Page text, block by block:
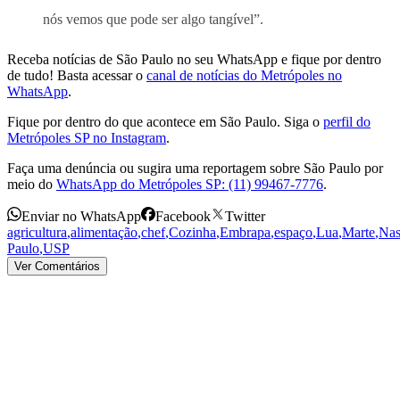
nós vemos que pode ser algo tangível”.
Receba notícias de São Paulo no seu WhatsApp e fique por dentro
de tudo! Basta acessar o canal de notícias do Metrópoles no
WhatsApp.
Fique por dentro do que acontece em São Paulo. Siga o perfil do
Metrópoles SP no Instagram.
Faça uma denúncia ou sugira uma reportagem sobre São Paulo por
meio do WhatsApp do Metrópoles SP: (11) 99467-7776.
Enviar no WhatsApp Facebook
Twitter
agricultura,alimentação,chef,Cozinha,Embrapa,espaço,Lua,Marte,
Paulo,USP
Ver Comentários